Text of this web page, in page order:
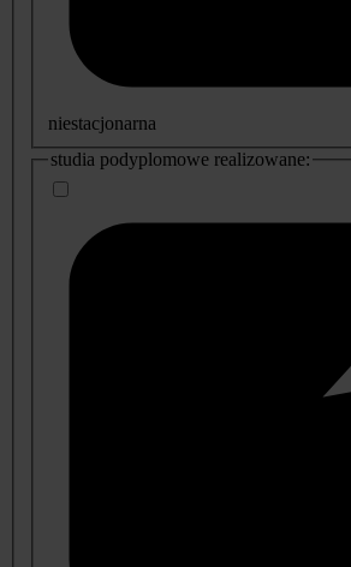
niestacjonarna
studia podyplomowe realizowane: